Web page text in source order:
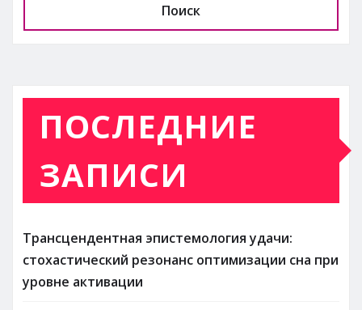
Поиск
ПОСЛЕДНИЕ
ЗАПИСИ
Трансцендентная эпистемология удачи:
стохастический резонанс оптимизации сна при
уровне активации